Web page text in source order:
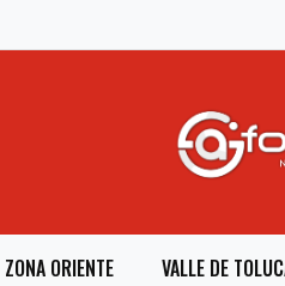
ZONA ORIENTE VALLE DE